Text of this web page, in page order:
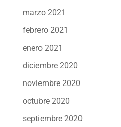
marzo 2021
febrero 2021
enero 2021
diciembre 2020
noviembre 2020
octubre 2020
septiembre 2020